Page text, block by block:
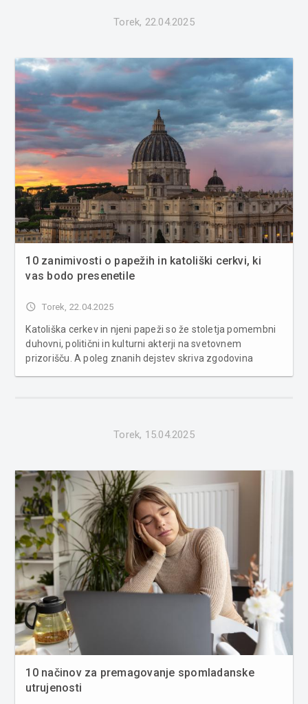
Torek, 22.04.2025
10 zanimivosti o papežih in katoliški cerkvi, ki
vas bodo presenetile
access_time Torek, 22.04.2025
Katoliška cerkev in njeni papeži so že stoletja pomembni
duhovni, politični in kulturni akterji na svetovnem
prizorišču. A poleg znanih dejstev skriva zgodovina
Torek, 15.04.2025
10 načinov za premagovanje spomladanske
utrujenosti